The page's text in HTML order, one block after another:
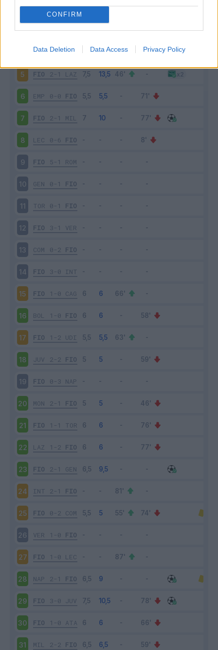
CONFIRM
Data Deletion Data Access Privacy Policy
2 FIO 0-0 VEN
3 FIO 2-2 MON
ATA 3-2 FIO
5 FIO 2-1 LAZ
6 EMP 0-0 FIO
7 FIO 2-1 MIL
8 LEC 0-6 FIO
9 FIO 5-1 ROM
10 GEN 0-1 FIO
11 TOR 0-1 FIO
12 FIO 3-1 VER
13 COM 0-2 FIO
14 FIO 3-0 INT
15 FIO 1-0 CAG
16 BOL 1-0 FIO
17 FIO 1-2 UDI
18 JUV 2-2 FIO
19 FIO 0-3 NAP
20 MON 2-1 FIO
21 FIO 1-1 TOR
22 LAZ 1-2 FIO
23 FIO 2-1 GEN
24 INT 2-1 FIO
25 FIO 0-2 COM
26 VER 1-0 FIO
27 FIO 1-0 LEC
28 NAP 2-1 FIO
29 FIO 3-0 JUV
30 FIO 1-0 ATA
31 MIL 2-2 FIO